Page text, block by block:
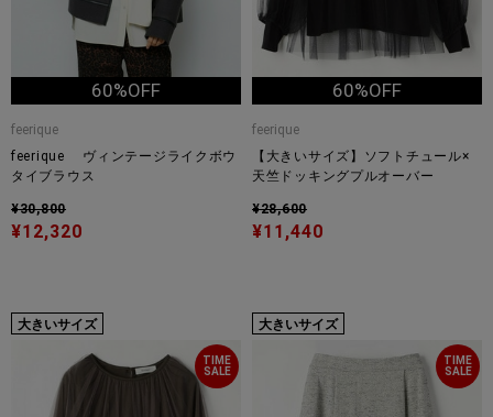
60%OFF
feerique
feerique ヴィンテージライクボウ
タイブラウス
¥30,800
¥12,320
60%OFF
feerique
【大きいサイズ】ソフトチュール×
天竺ドッキングプルオーバー
¥28,600
¥11,440
大きいサイズ
TIME
SALE
大きいサイズ
TIME
SALE